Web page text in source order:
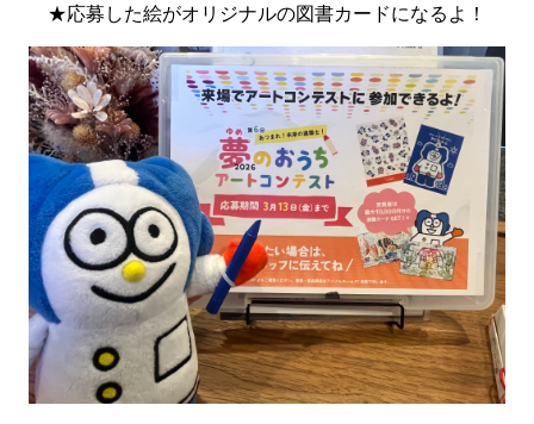
★応募した絵がオリジナルの図書カードになるよ！